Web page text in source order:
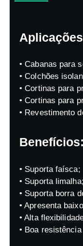
• Cabanas para
• Colchões
• Cortinas para
• Cortinas para
• Revestimento
Benefícios:
• Suporta faísca;
• Suporta limalha;
• Suporta borra
• Apresenta
• Alta
• Boa